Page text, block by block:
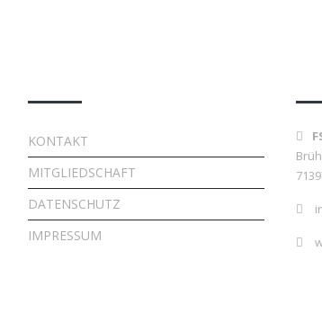
KONTAKT
MITGLIEDSCHAFT
DATENSCHUTZ
IMPRESSUM